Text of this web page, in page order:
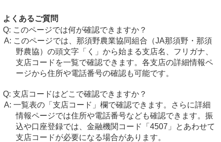
よくあるご質問
このページでは何が確認できますか？
このページでは、那須野農業協同組合（JA那須野・那須
野農協）の頭文字「く」から始まる支店名、フリガナ、
支店コードを一覧で確認できます。各支店の詳細情報ペ
ージから住所や電話番号の確認も可能です。
支店コードはどこで確認できますか？
一覧表の「支店コード」欄で確認できます。さらに詳細
情報ページでは住所や電話番号なども確認できます。振
込や口座登録では、金融機関コード「4507」とあわせて
支店コードが必要になる場合があります。